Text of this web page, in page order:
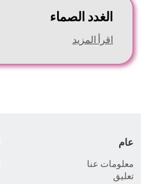
الغدد الصماء
اقرأ المزيد
عام
معلومات عنا
تعليق